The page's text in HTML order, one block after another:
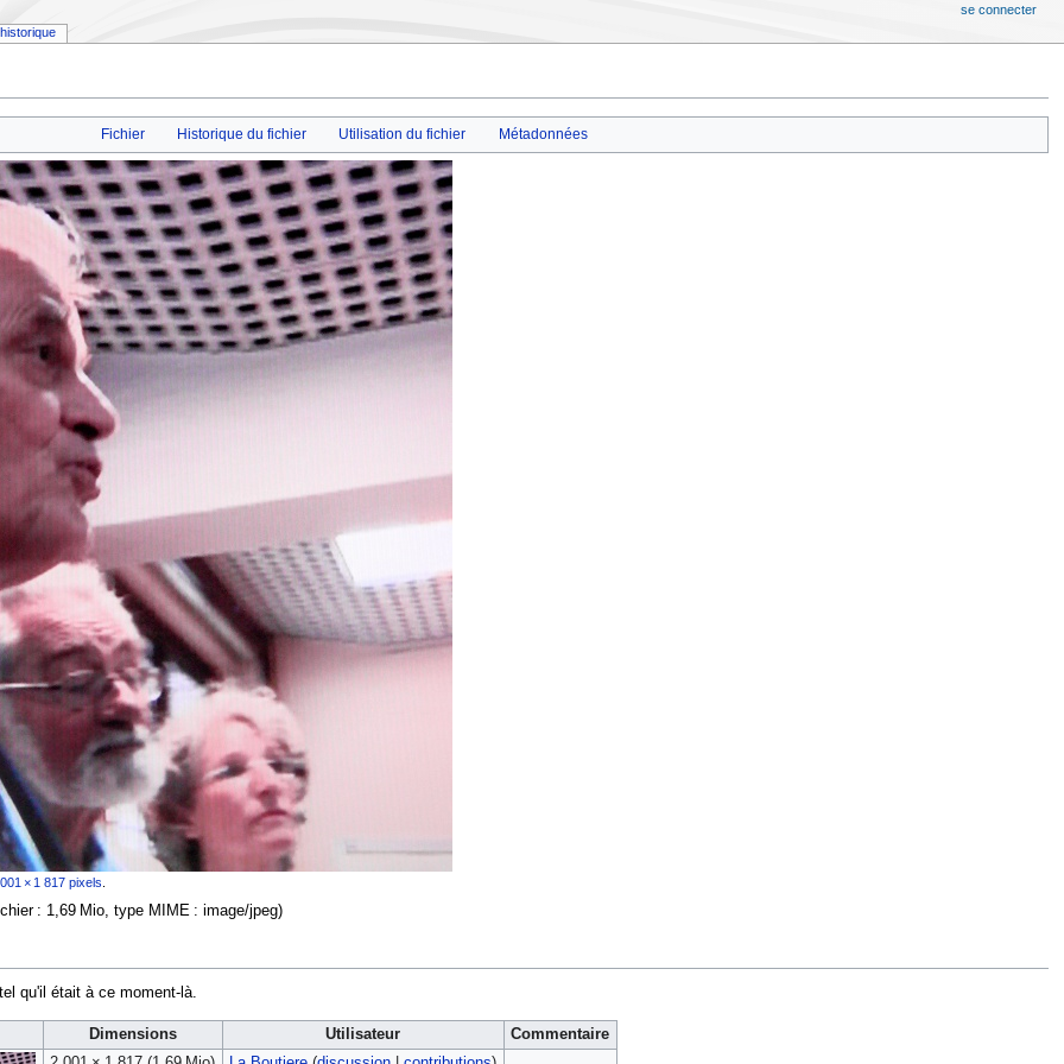
Fichier Historique du fichier Utilisation du fichier Métadonnées
× 1 817 pixels
: 1,69 Mio, type MIME : image/jpeg)
qu'il était à ce moment-là.
Dimensions Utilisateur
Commentaire
historique
se connecter